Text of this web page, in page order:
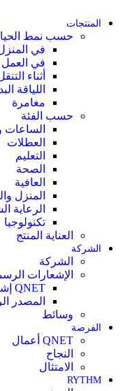
المنتجات
حسب نمط
في
في العمل
أثناء
اللياقة
مغامرة
حسب الفئة
الساعات
العطلات
التعليم
الصحة
العافية
المنزل
الرعاية
تكنولوجيا
العناية المنتج
الشركة
الشركة
الإشعارات
QNET إشعار احتيال
المصدر
وسائط
الفرصة
QNET أعمال
النجاح
الامتثال
RYTHM